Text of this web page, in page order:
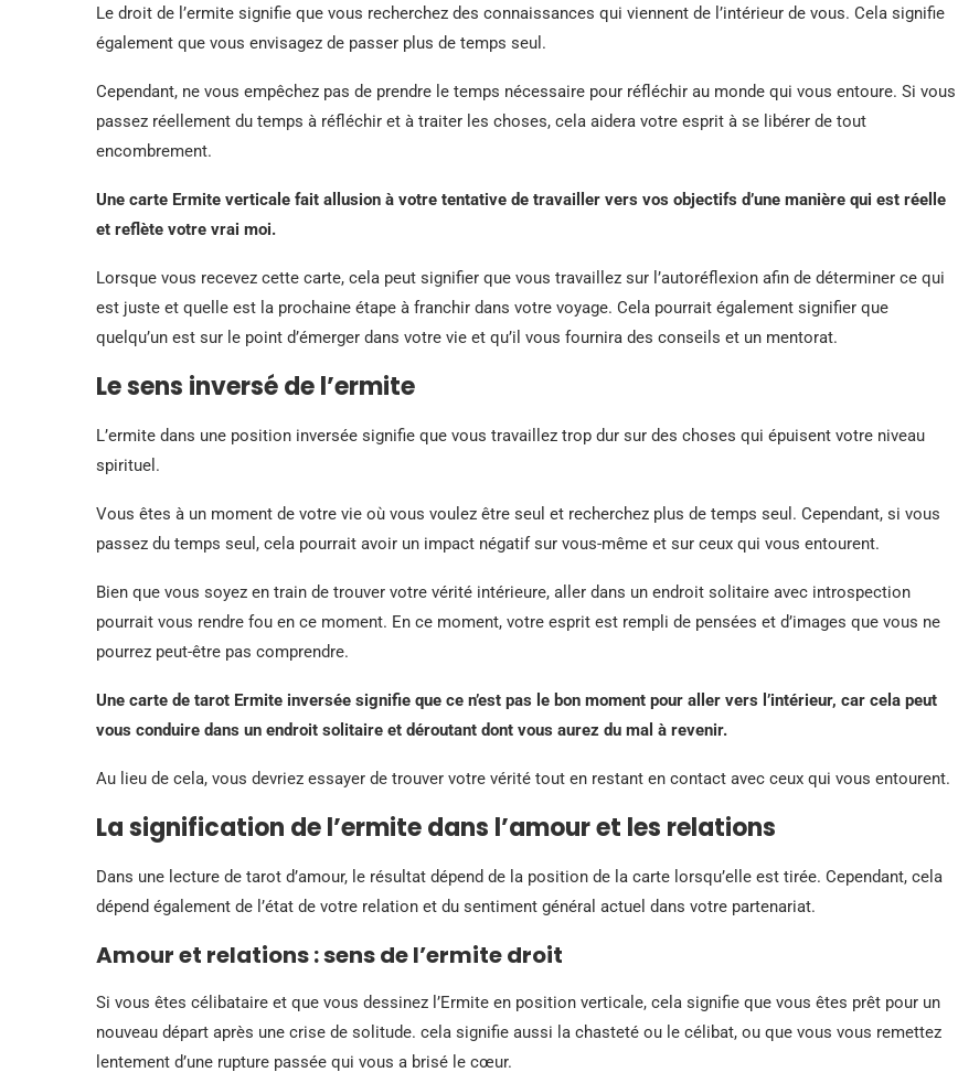
Le droit de l’ermite signifie que vous recherchez des connaissances qui viennent de l’intérieur de vous. Cela signifie
également que vous envisagez de passer plus de temps seul.
Cependant, ne vous empêchez pas de prendre le temps nécessaire pour réfléchir au monde qui vous entoure. Si vous
passez réellement du temps à réfléchir et à traiter les choses, cela aidera votre esprit à se libérer de tout
encombrement.
Une carte Ermite verticale fait allusion à votre tentative de travailler vers vos objectifs d’une manière qui est réelle
et reflète votre vrai moi.
Lorsque vous recevez cette carte, cela peut signifier que vous travaillez sur l’autoréflexion afin de déterminer ce qui
est juste et quelle est la prochaine étape à franchir dans votre voyage. Cela pourrait également signifier que
quelqu’un est sur le point d’émerger dans votre vie et qu’il vous fournira des conseils et un mentorat.
Le sens inversé de l’ermite
L’ermite dans une position inversée signifie que vous travaillez trop dur sur des choses qui épuisent votre niveau
spirituel.
Vous êtes à un moment de votre vie où vous voulez être seul et recherchez plus de temps seul. Cependant, si vous
passez du temps seul, cela pourrait avoir un impact négatif sur vous-même et sur ceux qui vous entourent.
Bien que vous soyez en train de trouver votre vérité intérieure, aller dans un endroit solitaire avec introspection
pourrait vous rendre fou en ce moment. En ce moment, votre esprit est rempli de pensées et d’images que vous ne
pourrez peut-être pas comprendre.
Une carte de tarot Ermite inversée signifie que ce n’est pas le bon moment pour aller vers l’intérieur, car cela peut
vous conduire dans un endroit solitaire et déroutant dont vous aurez du mal à revenir.
Au lieu de cela, vous devriez essayer de trouver votre vérité tout en restant en contact avec ceux qui vous entourent.
La signification de l’ermite dans l’amour et les relations
Dans une lecture de tarot d’amour, le résultat dépend de la position de la carte lorsqu’elle est tirée. Cependant, cela
dépend également de l’état de votre relation et du sentiment général actuel dans votre partenariat.
Amour et relations : sens de l’ermite droit
Si vous êtes célibataire et que vous dessinez l’Ermite en position verticale, cela signifie que vous êtes prêt pour un
nouveau départ après une crise de solitude. cela signifie aussi la chasteté ou le célibat, ou que vous vous remettez
lentement d’une rupture passée qui vous a brisé le cœur.